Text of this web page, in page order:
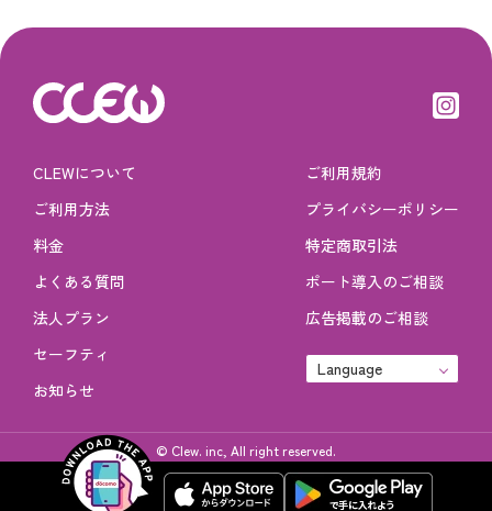
CLEWについて
ご利用方法
料金
よくある質問
法人プラン
セーフティ
お知らせ
ご利用規約
プライバシーポリシー
特定商取引法
ポート導入のご相談
広告掲載のご相談
Language
© Clew. inc, All right reserved.